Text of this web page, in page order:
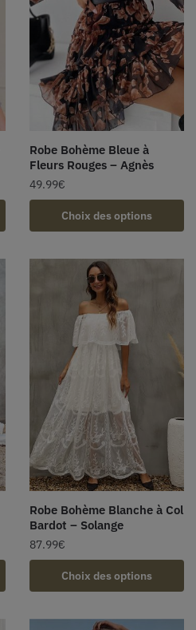
Robe Bohème Bleue à
Fleurs Rouges – Agnès
49.99€
Choix des options
Robe Bohème Blanche à Col
Bardot – Solange
87.99€
Choix des options